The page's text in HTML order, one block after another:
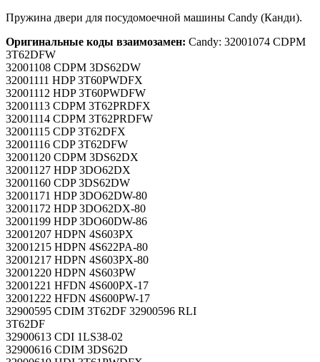
Пружина двери для посудомоечной машины Candy (Канди).
Оригинальные коды взаимозамен: Candy: 32001074 CDPM
3T62DFW
32001108 CDPM 3DS62DW
32001111 HDP 3T60PWDFX
32001112 HDP 3T60PWDFW
32001113 CDPM 3T62PRDFX
32001114 CDPM 3T62PRDFW
32001115 CDP 3T62DFX
32001116 CDP 3T62DFW
32001120 CDPM 3DS62DX
32001127 HDP 3DO62DX
32001160 CDP 3DS62DW
32001171 HDP 3DO62DW-80
32001172 HDP 3DO62DX-80
32001199 HDP 3DO60DW-86
32001207 HDPN 4S603PX
32001215 HDPN 4S622PA-80
32001217 HDPN 4S603PX-80
32001220 HDPN 4S603PW
32001221 HFDN 4S600PX-17
32001222 HFDN 4S600PW-17
32900595 CDIM 3T62DF 32900596 RLI
3T62DF
32900613 CDI 1LS38-02
32900616 CDIM 3DS62D